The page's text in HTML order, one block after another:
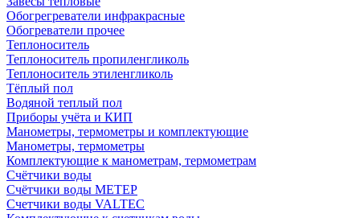
Обогрегреватели инфракрасные
Обогреватели прочее
Теплоноситель
Теплоноситель пропиленгликоль
Теплоноситель этиленгликоль
Тёплый пол
Водяной теплый пол
Приборы учёта и КИП
Манометры, термометры и комплектующие
Манометры, термометры
Комплектующие к манометрам, термометрам
Счётчики воды
Счётчики воды МЕТЕР
Счетчики воды VALTEC